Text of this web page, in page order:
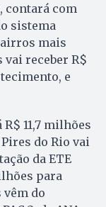
contará com
sistema
mais
vai receber R$
e
11,7 milhões
do Rio vai
da ETE
para
vêm do